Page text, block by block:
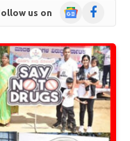
us on
GoogleFacebook